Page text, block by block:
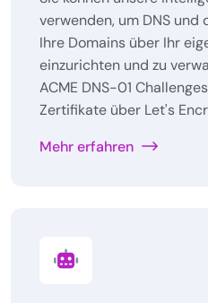
verwenden, um DNS und
Ihre Domains über Ihr
einzurichten und zu
ACME DNS-01
Zertifikate über Let's
Mehr erfahren